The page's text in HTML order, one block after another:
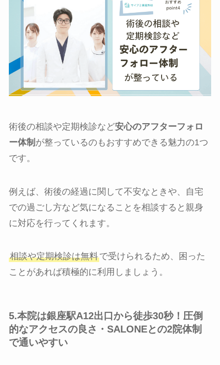
術後の相談や定期検診など安心のアフターフォロ
ー体制 が整っているのもおすすめできる魅力の1つ
です。
例えば、術後の経過に関して不安なときや、自宅
での過ごし方など気になることを相談すると親身
に対応を行ってくれます。
相談や定期検診は無料で受けられるため、困った
ことがあれば積極的に利用しましょう。
5.本院は銀座駅A12出口から徒歩30秒！圧倒
的なアクセスの良さ・SALONEとの2院体制
で通いやすい